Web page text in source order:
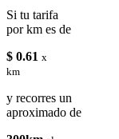
Si tu tarifa
por km es de
$ 0.61 x
km
y recorres un
aproximado de